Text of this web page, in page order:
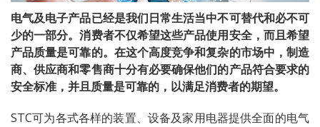
电气及电子产品已经是我们日常生活当中不可替代和必不可
少的一部分。消费者不仅希望这些产品使用安全，而且希望
产品质量是可靠的。在这个高度竞争和复杂的市场中，制造
商、供应商和零售商十分有必要确保他们的产品符合要求的
安全标准，并且质量是可靠的，以满足消费者的期望。
STC可为各式各样的装置、设备及家用电器提供全面的电气